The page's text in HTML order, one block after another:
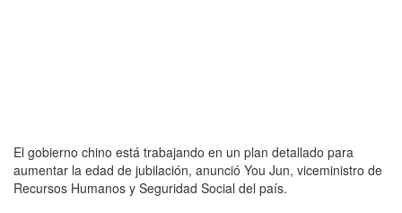
El gobierno chino está trabajando en un plan detallado para
aumentar la edad de jubilación, anunció You Jun, viceministro de
Recursos Humanos y Seguridad Social del país.